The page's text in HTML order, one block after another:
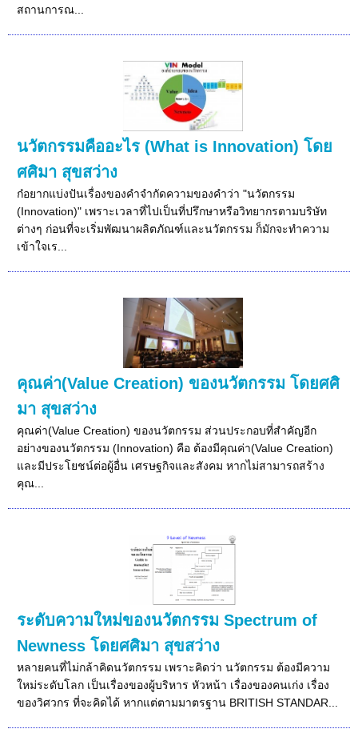
สถานการณ...
นวัตกรรมคืออะไร (What is Innovation) โดย
ศศิมา สุขสว่าง
ก๋อยากแบ่งปันเรื่องของคำจำกัดความของคำว่า "นวัตกรรม
(Innovation)" เพราะเวลาที่ไปเป็นที่ปรึกษาหรือวิทยากรตามบริษัท
ต่างๆ ก่อนที่จะเริ่มพัฒนาผลิตภัณฑ์และนวัตกรรม ก็มักจะทำความ
เข้าใจเร...
คุณค่า(Value Creation) ของนวัตกรรม โดยศศิ
มา สุขสว่าง
คุณค่า(Value Creation) ของนวัตกรรม ส่วนประกอบที่สำคัญอีก
อย่างของนวัตกรรม (Innovation) คือ ต้องมีคุณค่า(Value Creation)
และมีประโยชน์ต่อผู้อื่น เศรษฐกิจและสังคม หากไม่สามารถสร้าง
คุณ...
ระดับความใหม่ของนวัตกรรม Spectrum of
Newness โดยศศิมา สุขสว่าง
หลายคนที่ไม่กล้าคิดนวัตกรรม เพราะคิดว่า นวัตกรรม ต้องมีความ
ใหม่ระดับโลก เป็นเรื่องของผู้บริหาร หัวหน้า เรื่องของคนเก่ง เรื่อง
ของวิศวกร ที่จะคิดได้ หากแต่ตามมาตรฐาน BRITISH STANDAR...